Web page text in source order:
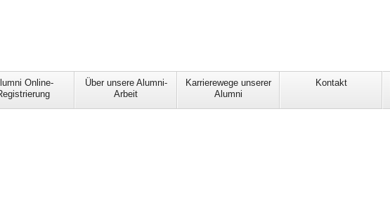
Online-
Über unsere Alumni-
Arbeit
Karrierewege unserer
Alumni
Kontakt